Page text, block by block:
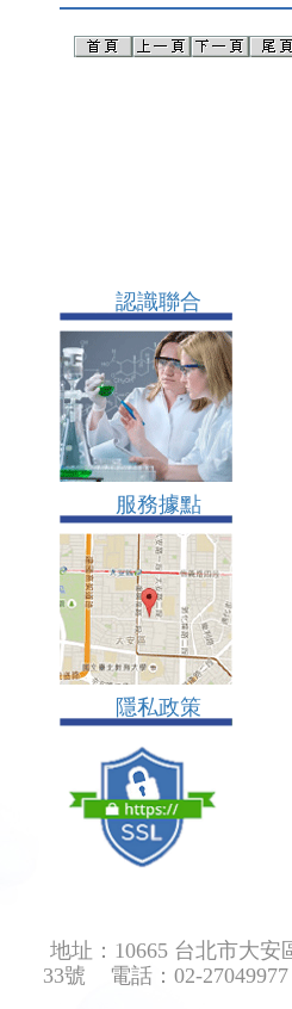
認識聯合
服務據點
隱私政策
地址：10665 台北市大安
33號 電話：02-